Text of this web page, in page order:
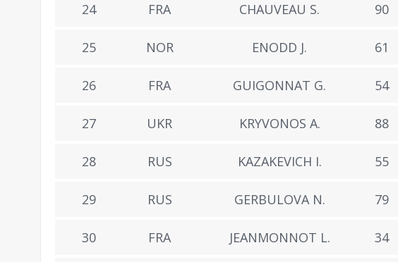
24 FRA CHAUVEAU S. 90
25 NOR ENODD J. 61
26 FRA GUIGONNAT G. 54
27 UKR KRYVONOS A. 88
28 RUS KAZAKEVICH I. 55
29 RUS GERBULOVA N. 79
30 FRA JEANMONNOT L. 34